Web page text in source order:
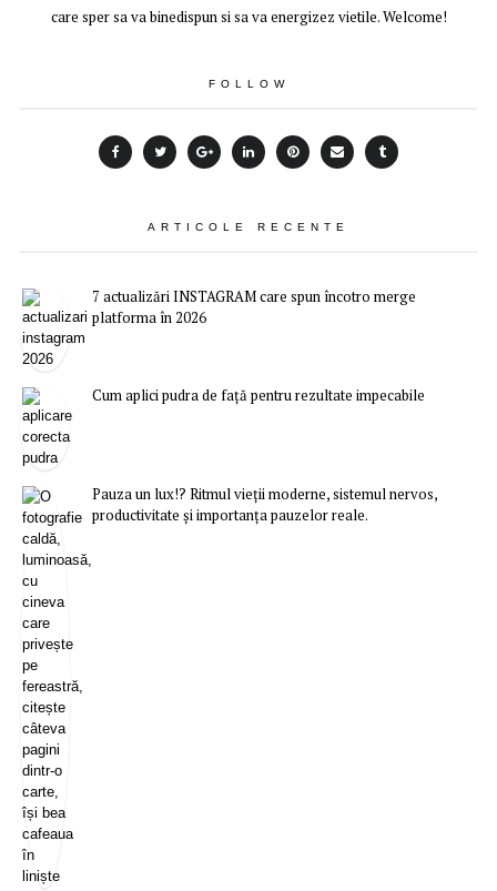
care sper sa va binedispun si sa va energizez vietile. Welcome!
FOLLOW
ARTICOLE RECENTE
7 actualizări INSTAGRAM care spun încotro merge
platforma în 2026
Cum aplici pudra de față pentru rezultate impecabile
Pauza un lux!? Ritmul vieții moderne, sistemul nervos,
productivitate și importanța pauzelor reale.